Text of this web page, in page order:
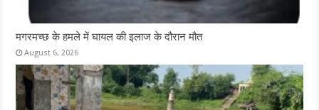
मगरमच्छ के हमले में घायल की इलाज के दौरान मौत
August 6, 2026